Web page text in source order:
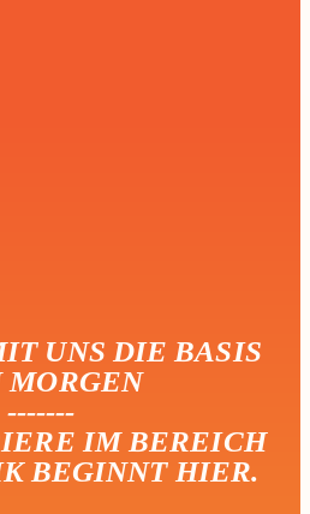
UNS DIE BASIS
MORGEN
-------
IM BEREICH
BEGINNT HIER.